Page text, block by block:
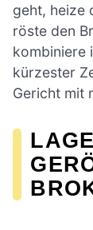
geht, heize
röste den
kombiniere
kürzester
Gericht mit